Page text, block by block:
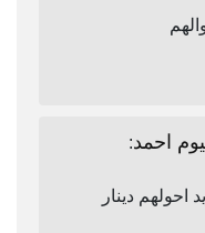
احمد:
احولهم دينار